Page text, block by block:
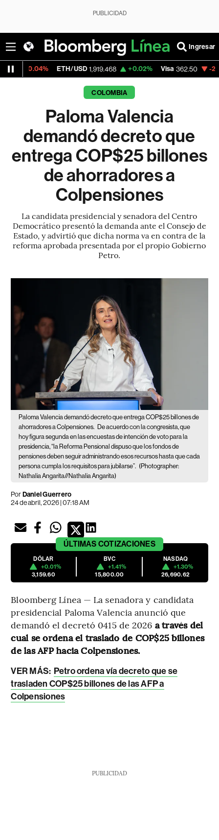
PUBLICIDAD
Ingresar
ETH/USD 1,919.468 +0.02% Visa 362.50 -2.15%
COLOMBIA
Paloma Valencia
demandó decreto que
entrega COP$25 billones
de ahorradores a
Colpensiones
La candidata presidencial y senadora del Centro
Democrático presentó la demanda ante el Consejo de
Estado, y advirtió que dicha norma va en contra de la
reforma aprobada presentada por el propio Gobierno
Petro.
Paloma Valencia demandó decreto que entrega COP$25 billones de
ahorradores a Colpensiones. De acuerdo con la congresista, que
hoy figura segunda en las encuestas de intención de voto para la
presidencia, “la Reforma Pensional dispuso que los fondos de
pensiones deben seguir administrando esos recursos hasta que cada
persona cumpla los requisitos para jubilarse”. (Photographer:
Nathalia Angarita//Nathalia Angarita)
PorDaniel Guerrero
24 de abril, 2026 | 07:18 AM
ÚLTIMAS COTIZACIONES
DÓLAR
+0.01%
3,159.60
BVC
+1.41%
15,800.00
NASDAQ
+1.30%
26,690.62
Bloomberg Línea — La senadora y candidata
presidencial Paloma Valencia anunció que
demandó el decretó 0415 de 2026 a través del
cual se ordena el traslado de COP$25 billones
de las AFP hacia Colpensiones.
VER MÁS: Petro ordena vía decreto que se
trasladen COP$25 billones de las AFP a
Colpensiones
PUBLICIDAD